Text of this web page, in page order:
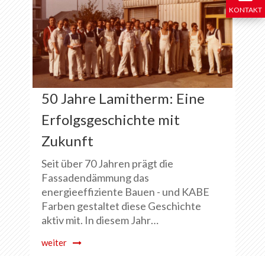
50 Jahre Lamitherm: Eine
Erfolgsgeschichte mit
Zukunft
Seit über 70 Jahren prägt die
Fassadendämmung das
energieeffiziente Bauen - und KABE
Farben gestaltet diese Geschichte
aktiv mit. In diesem Jahr…
weiter
KONTAKT